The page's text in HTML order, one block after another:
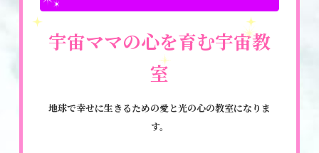
勉強会・セミナー
4月の超*宇宙教室*特別クラスのご案
内・（ハイヤーセルフマザーのための）
宇宙ママの心を育む宇宙教
室
地球で幸せに生きるための愛と光の心の教室になりま
す。